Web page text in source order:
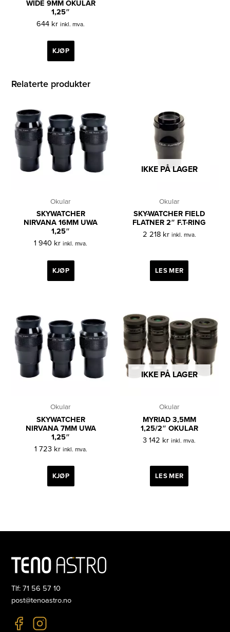
WIDE 9MM OKULAR
1,25″
644 kr inkl. mva.
KJØP
Relaterte produkter
Okular
SKYWATCHER
NIRVANA 16MM UWA
1,25″
1 940 kr inkl. mva.
KJØP
IKKE PÅ LAGER
Okular
SKY-WATCHER FIELD
FLATNER 2″ F.T-RING
2 218 kr inkl. mva.
LES MER
Okular
SKYWATCHER
NIRVANA 7MM UWA
1,25″
1 723 kr inkl. mva.
KJØP
IKKE PÅ LAGER
Okular
MYRIAD 3,5MM
1,25/2″ OKULAR
3 142 kr inkl. mva.
LES MER
Tlf: 71 56 57 10
post@tenoastro.no